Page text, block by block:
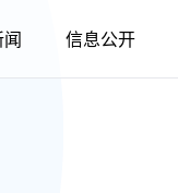
信息公开